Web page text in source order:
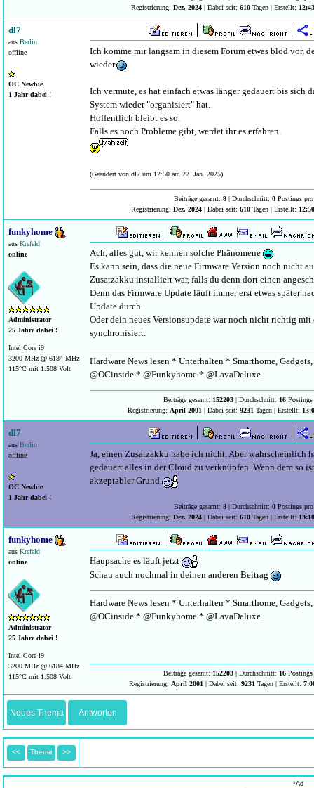
Registrierung: Dez. 2024| Dabei seit: 610Tagen | Erstellt:
dl7
aus Berlin
offline
OC Newbie
1 Jahr dabei !
Ich komme mir langsam in diesem Forum etwas blöd vor,
wieder.
Ich vermute, es hat einfach etwas länger gedauert bis sich
System wieder "organisiert" hat.
Hoffentlich bleibt es so.
Falls es noch Probleme gibt, werdet ihr es erfahren.
(Geändert von dl7 um 12:50 am 22. Jan. 2025)
Beiträge gesamt: 8 | Durchschnitt: 0 Postings pro
Registrierung: Dez. 2024| Dabei seit: 610Tagen | Erstellt:
funkyhome
aus Krefeld
online
Administrator
25 Jahre dabei !
Intel Core i9
3200 MHz @ 6184 MHz
115°C mit 1.508 Volt
Ach, alles gut, wir kennen solche Phänomene
Es kann sein, dass die neue Firmware Version noch nicht
Zusatzakku installiert war, falls du denn dort einen
Denn das Firmware Update läuft immer erst etwas später
Update durch.
Oder dein neues Versionsupdate war noch nicht richtig
synchronisiert.
Hardware News lesen * Unterhalten * Smarthome,
@OCinside * @Funkyhome * @LavaDeluxe
Beiträge gesamt: 152203 | Durchschnitt: 16 Postings
Registrierung: April 2001 | Dabei seit: 9231 Tagen | Erstellt:
dl7
aus Berlin
offline
OC Newbie
1 Jahr dabei !
Ja, einen Zusatzakku habe ich nicht. Aber wahrscheinlich
gedauert alles in der Cloud zu verknüpfen. Wenn dem so
akzeptabler Grund.
Beiträge gesamt: 8 | Durchschnitt: 0 Postings pro
Registrierung: Dez. 2024| Dabei seit: 610Tagen | Erstellt:
funkyhome
aus Krefeld
online
Administrator
25 Jahre dabei !
Intel Core i9
3200 MHz @ 6184 MHz
115°C mit 1.508 Volt
Haupsache es läuft jetzt
Schau auch nochmal in deinen anderen Beitrag
Hardware News lesen * Unterhalten * Smarthome,
@OCinside * @Funkyhome * @LavaDeluxe
Beiträge gesamt: 152203 | Durchschnitt: 16 Postings
Registrierung: April 2001 | Dabei seit: 9231 Tagen | Erstellt:
Neues Thema Antworten
<< Thema >>
*Ad